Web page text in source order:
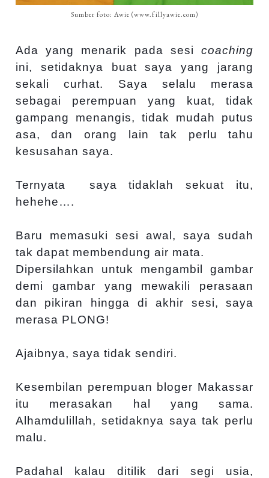
Sumber foto: Awie (www.fillyawie.com)
Ada yang menarik pada sesicoaching
ini, setidaknya buat saya yang jarang
sekali curhat. Saya selalu merasa
sebagai perempuan yang kuat, tidak
gampang menangis, tidak mudah putus
asa, dan orang lain tak perlu tahu
kesusahan saya.
Ternyata
saya tidaklah sekuat itu,
hehehe….
Baru memasuki sesi awal, saya sudah
tak dapat membendung air mata.
Dipersilahkan untuk mengambil gambar
demi gambar yang mewakili perasaan
dan pikiran hingga di akhir sesi, saya
merasa PLONG!
Ajaibnya, saya tidak sendiri.
Kesembilan perempuan bloger Makassar
itu merasakan hal yang sama.
Alhamdulillah, setidaknya saya tak perlu
malu.
Padahal kalau ditilik dari segi usia,